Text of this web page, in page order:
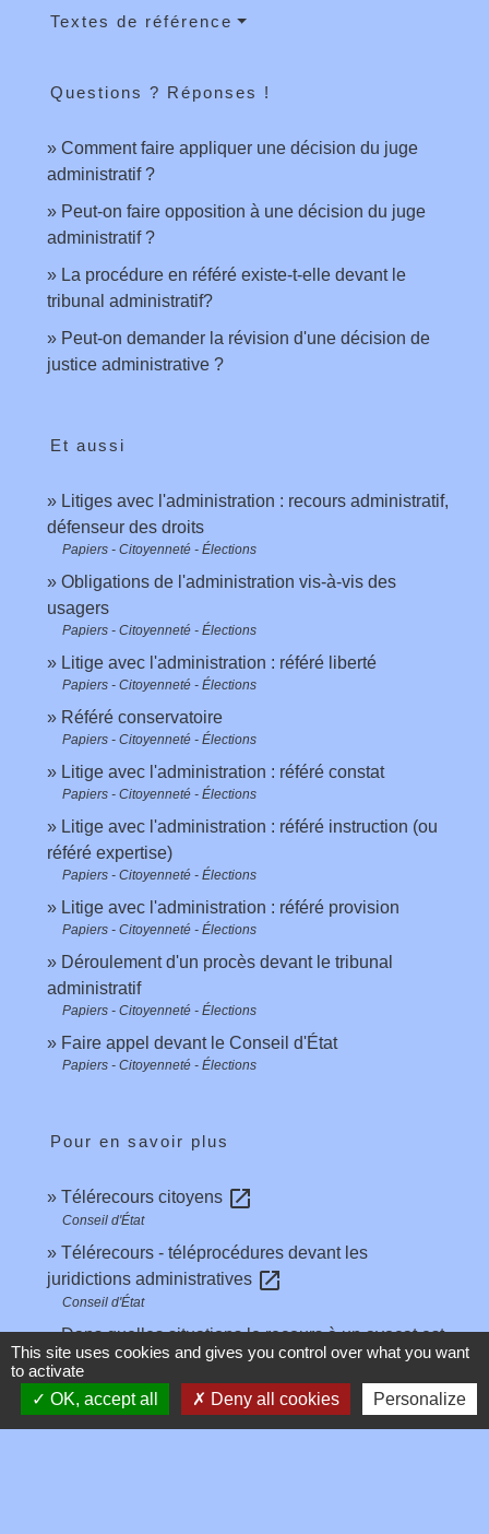
Textes de référence
Questions ? Réponses !
Comment faire appliquer une décision du juge
administratif ?
Peut-on faire opposition à une décision du juge
administratif ?
La procédure en référé existe-t-elle devant le
tribunal administratif?
Peut-on demander la révision d'une décision de
justice administrative ?
Et aussi
Litiges avec l'administration : recours administratif,
défenseur des droits
Papiers - Citoyenneté - Élections
Obligations de l'administration vis-à-vis des
usagers
Papiers - Citoyenneté - Élections
Litige avec l'administration : référé liberté
Papiers - Citoyenneté - Élections
Référé conservatoire
Papiers - Citoyenneté - Élections
Litige avec l'administration : référé constat
Papiers - Citoyenneté - Élections
Litige avec l'administration : référé instruction (ou
référé expertise)
Papiers - Citoyenneté - Élections
Litige avec l'administration : référé provision
Papiers - Citoyenneté - Élections
Déroulement d'un procès devant le tribunal
administratif
Papiers - Citoyenneté - Élections
Faire appel devant le Conseil d'État
Papiers - Citoyenneté - Élections
Pour en savoir plus
Télérecours citoyens open_in_new
Conseil d'État
Télérecours - téléprocédures devant les
juridictions administratives open_in_new
Conseil d'État
Dans quelles situations le recours à un avocat est-
il obligatoire ?open_in_new
Conseil d'État
This site uses cookies and gives you control over what you want
to activate
OK, accept all
Deny all cookies Personalize